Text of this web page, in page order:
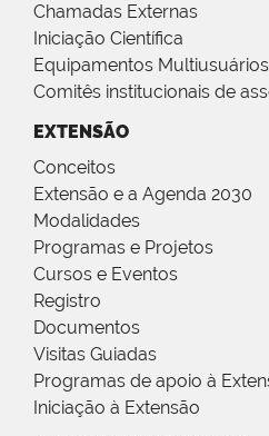
Chamadas Externas
Iniciação Científica
Equipamentos Multiusuários
Comitês institucionais de
EXTENSÃO
Conceitos
Extensão e a Agenda 2030
Modalidades
Programas e Projetos
Cursos e Eventos
Registro
Documentos
Visitas Guiadas
Programas de apoio à
Iniciação à Extensão